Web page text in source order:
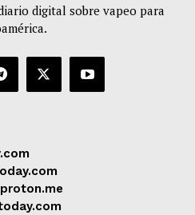
digital sobre vapeo para